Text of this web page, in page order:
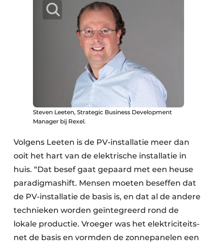
Steven Leeten, Strategic Business Development
Manager bij Rexel.
Volgens Leeten is de PV-installatie meer dan
ooit het hart van de elektrische installatie in
huis. “Dat besef gaat gepaard met een heuse
paradigma­shift. Mensen moeten beseffen dat
de PV-installatie de basis is, en dat al de andere
technieken worden geïntegreerd rond de
lokale productie. Vroeger was het elektriciteits­
net de basis en vormden de zonne­panelen een